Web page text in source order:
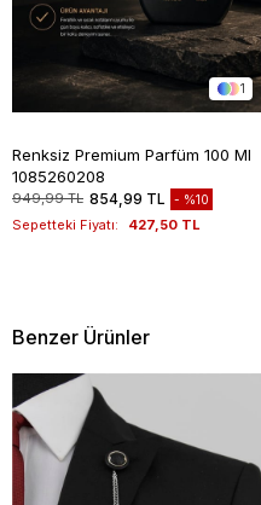
1
Renksiz Premium Parfüm 100 Ml
1085260208
949,99 TL 854,99 TL %10
Sepetteki Fiyatı: 427,50 TL
Benzer Ürünler